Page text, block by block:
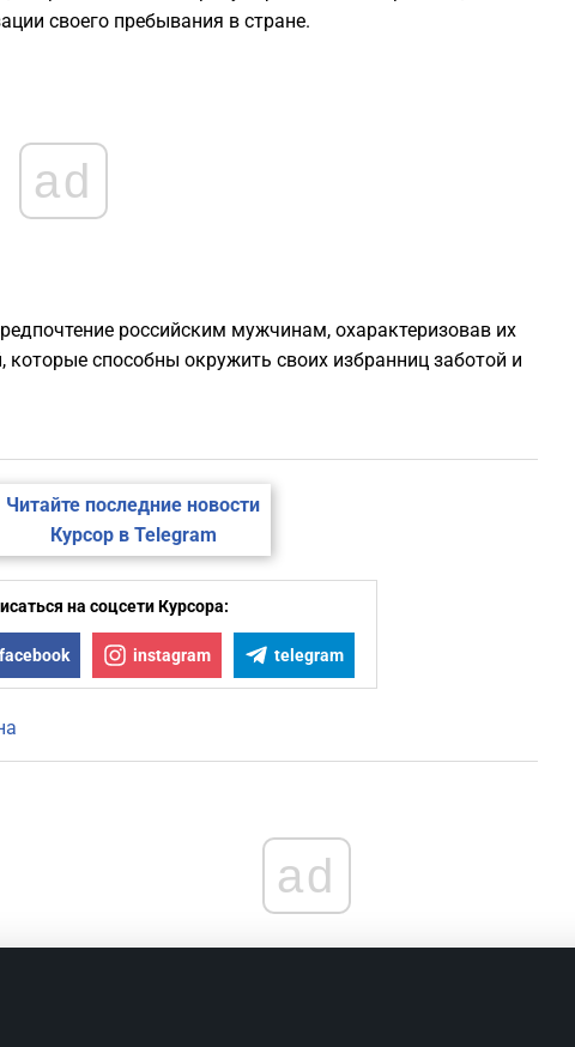
своего пребывания в стране.
ad
российским мужчинам, охарактеризовав их
способны окружить своих избранниц заботой и
Читайте последние новости
Курсор в Telegram
на соцсети Курсора:
facebook instagram telegram
ad